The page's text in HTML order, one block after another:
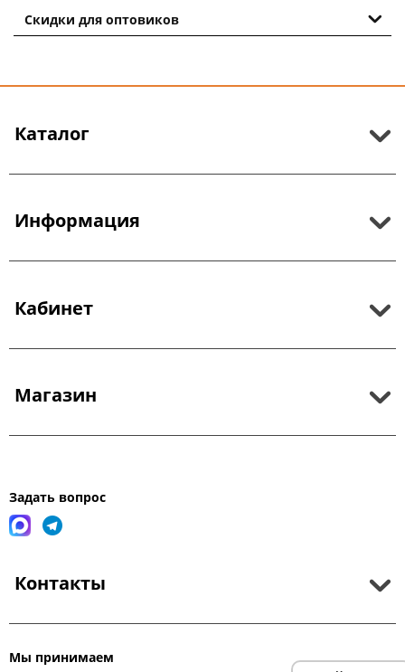
Скидки для оптовиков
Каталог
Информация
Кабинет
Магазин
Задать вопрос
Контакты
Мы принимаем